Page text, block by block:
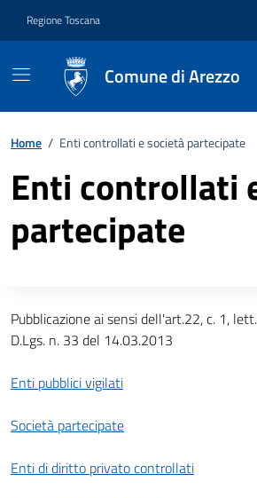
Regione Toscana
Comune di Arezzo
Home / Enti controllati e società partecipate
Enti controllati
partecipate
Descrizione completa
Pubblicazione ai sensi dell'art.22, c. 1,
D.Lgs. n. 33 del 14.03.2013
Enti pubblici vigilati
Società partecipate
Enti di diritto privato controllati